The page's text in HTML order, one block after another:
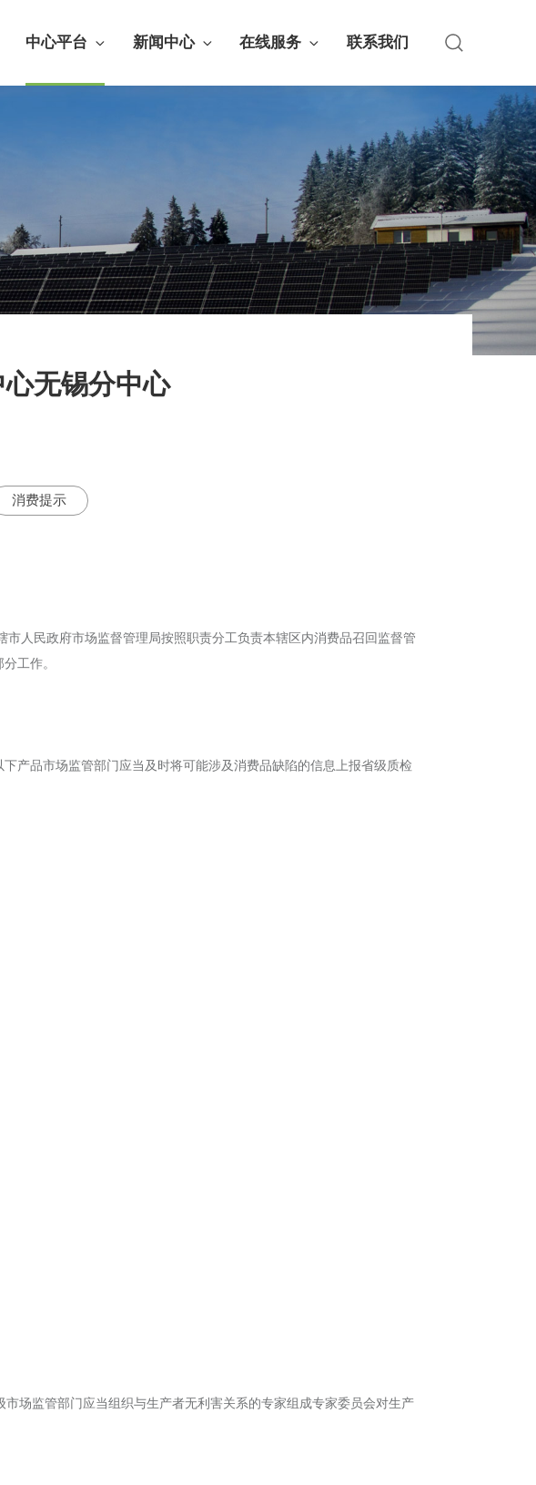
中心平台 新闻中心 在线服务 联系我们
无锡分中心
消费提示
人民政府市场监督管理局按照职责分工负责本辖区内消费品召回监督管
的部分工作。
产品市场监管部门应当及时将可能涉及消费品缺陷的信息上报省级质检
场监管部门应当组织与生产者无利害关系的专家组成专家委员会对生产